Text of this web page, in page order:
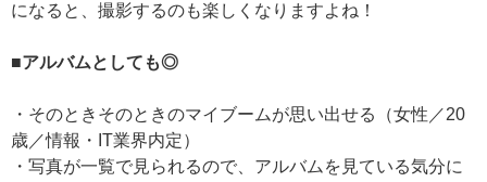
になると、撮影するのも楽しくなりますよね！
■アルバムとしても◎
・そのときそのときのマイブームが思い出せる（女性／20
歳／情報・IT業界内定）
・写真が一覧で見られるので、アルバムを見ている気分に